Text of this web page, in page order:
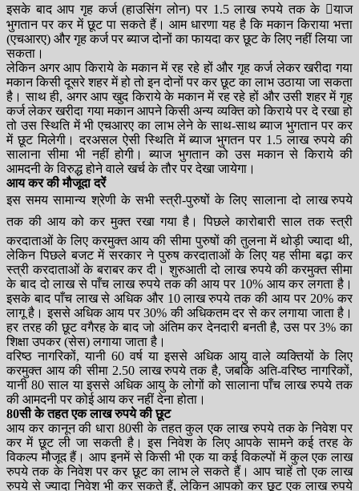
इसके बाद आप गृह कर्ज (हाउसिंग लोन) पर 1.5 लाख रुपये तक के याज
भुगतान पर कर में छूट पा सकते हैं। आम धारणा यह है कि मकान किराया भत्ता
(एचआरए) और गृह कर्ज पर ब्याज दोनों का फायदा कर छूट के लिए नहीं लिया जा
सकता।
लेकिन अगर आप किराये के मकान में रह रहे हों और गृह कर्ज लेकर खरीदा गया
मकान किसी दूसरे शहर में हो तो इन दोनों पर कर छूट का लाभ उठाया जा सकता
है। साथ ही, अगर आप खुद किराये के मकान में रह रहे हों और उसी शहर में गृह
कर्ज लेकर खरीदा गया मकान आपने किसी अन्य व्यक्ति को किराये पर दे रखा हो
तो उस स्थिति में भी एचआरए का लाभ लेने के साथ-साथ ब्याज भुगतान पर कर
में छूट मिलेगी। दरअसल ऐसी स्थिति में ब्याज भुगतन पर 1.5 लाख रुपये की
सालाना सीमा भी नहीं होगी। ब्याज भुगतान को उस मकान से किराये की
आमदनी के विरुद्ध होने वाले खर्च के तौर पर देखा जायेगा।
आय कर की मौजूदा दरें
इस समय सामान्य श्रेणी के सभी स्त्री-पुरुषों के लिए सालाना दो लाख रुपये
तक की आय को कर मुक्त रखा गया है। पिछले कारोबारी साल तक स्त्री
करदाताओं के लिए करमुक्त आय की सीमा पुरुषों की तुलना में थोड़ी ज्यादा थी,
लेकिन पिछले बजट में सरकार ने पुरुष करदाताओं के लिए यह सीमा बढ़ा कर
स्त्री करदाताओं के बराबर कर दी। शुरुआती दो लाख रुपये की करमुक्त सीमा
के बाद दो लाख से पाँच लाख रुपये तक की आय पर 10% आय कर लगता है।
इसके बाद पाँच लाख से अधिक और 10 लाख रुपये तक की आय पर 20% कर
लागू है। इससे अधिक आय पर 30% की अधिकतम दर से कर लगाया जाता है।
हर तरह की छूट वगैरह के बाद जो अंतिम कर देनदारी बनती है, उस पर 3% का
शिक्षा उपकर (सेस) लगाया जाता है।
वरिष्ठ नागरिकों, यानी 60 वर्ष या इससे अधिक आयु वाले व्यक्तियों के लिए
करमुक्त आय की सीमा 2.50 लाख रुपये तक है, जबकि अति-वरिष्ठ नागरिकों,
यानी 80 साल या इससे अधिक आयु के लोगों को सालाना पाँच लाख रुपये तक
की आमदनी पर कोई आय कर नहीं देना होता।
80सी के तहत एक लाख रुपये की छूट
आय कर कानून की धारा 80सी के तहत कुल एक लाख रुपये तक के निवेश पर
कर में छूट ली जा सकती है। इस निवेश के लिए आपके सामने कई तरह के
विकल्प मौजूद हैं। आप इनमें से किसी भी एक या कई विकल्पों में कुल एक लाख
रुपये तक के निवेश पर कर छूट का लाभ ले सकते हैं। आप चाहें तो एक लाख
रुपये से ज्यादा निवेश भी कर सकते हैं, लेकिन आपको कर छूट एक लाख रुपये